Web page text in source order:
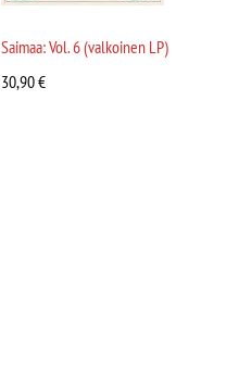
Saimaa: Vol. 6 (valkoinen LP)
30,90€